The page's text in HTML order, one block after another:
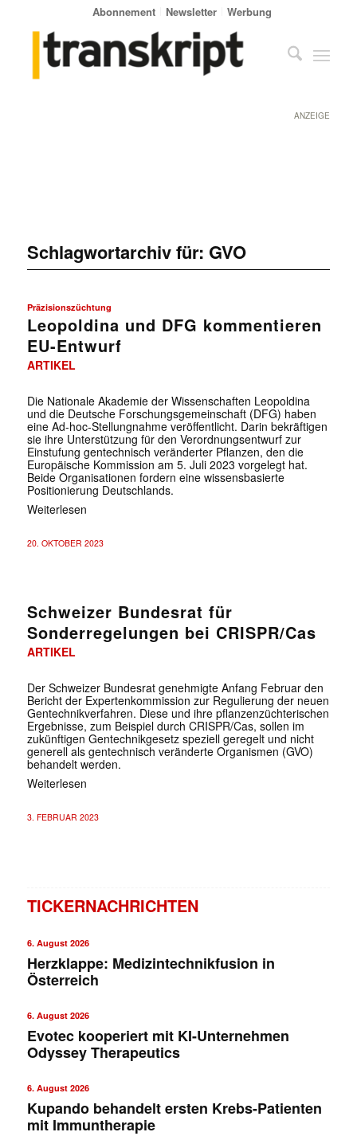
Abonnement Newsletter Werbung
ANZEIGE
Schlagwortarchiv für: GVO
Präzisionszüchtung
Leopoldina und DFG kommentieren
EU-Entwurf
ARTIKEL
Die Nationale Akademie der Wissenschaften Leopoldina
und die Deutsche Forschungsgemeinschaft (DFG) haben
eine Ad-hoc-Stellungnahme veröffentlicht. Darin bekräftigen
sie ihre Unterstützung für den Verordnungsentwurf zur
Einstufung gentechnisch veränderter Pflanzen, den die
Europäische Kommission am 5. Juli 2023 vorgelegt hat.
Beide Organisationen fordern eine wissensbasierte
Positionierung Deutschlands.
Weiterlesen
20. OKTOBER 2023
Schweizer Bundesrat für
Sonderregelungen bei CRISPR/Cas
ARTIKEL
Der Schweizer Bundesrat genehmigte Anfang Februar den
Bericht der Expertenkommission zur Regulierung der neuen
Gentechnikverfahren. Diese und ihre pflanzenzüchterischen
Ergebnisse, zum Beispiel durch CRISPR/Cas, sollen im
zukünftigen Gentechnikgesetz speziell geregelt und nicht
generell als gentechnisch veränderte Organismen (GVO)
behandelt werden.
Weiterlesen
3. FEBRUAR 2023
TICKERNACHRICHTEN
6. August 2026
Herzklappe: Medizintechnikfusion in
Österreich
6. August 2026
Evotec kooperiert mit KI-Unternehmen
Odyssey Therapeutics
6. August 2026
Kupando behandelt ersten Krebs-Patienten
mit Immuntherapie